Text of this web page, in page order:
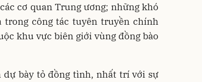
cơ quan Trung ương; những khó
trong công tác tuyên truyền chính
khu vực biên giới vùng đồng bào
dự bày tỏ đồng tình, nhất trí với sự